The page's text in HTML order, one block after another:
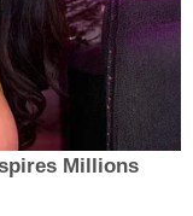
Millions